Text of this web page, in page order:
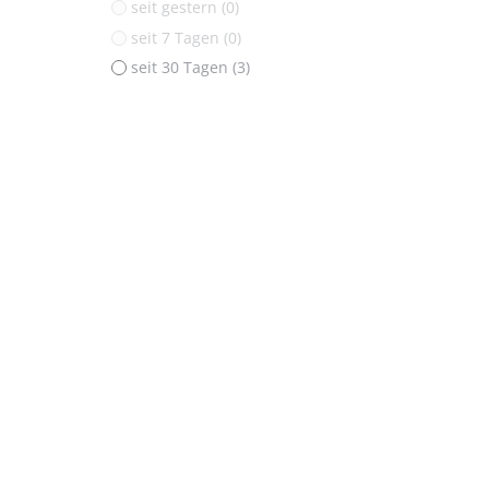
seit gestern (0)
seit 7 Tagen (0)
seit 30 Tagen (3)